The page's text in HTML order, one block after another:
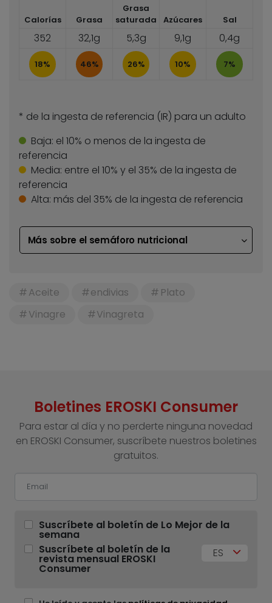
Calorías Grasa
Grasa
saturada
Azúcares Sal
352 32,1g 5,3g 9,1g 0,4g
18% 46% 26% 10% 7%
* de la ingesta de referencia (IR) para un adulto
Baja: el 10% o menos de la ingesta de
referencia
Media: entre el 10% y el 35% de la ingesta de
referencia
Alta: más del 35% de la ingesta de referencia
Más sobre el semáforo nutricional
Aceite endivias
Plato
Vinagre
Vinagreta
Boletines EROSKI Consumer
Para estar al día y no perderte ninguna novedad
en EROSKI Consumer, suscríbete nuestros boletines
gratuitos.
Suscríbete al boletín de Lo Mejor de la
semana
Suscríbete al boletín de la
revista mensual EROSKI
Consumer
ES